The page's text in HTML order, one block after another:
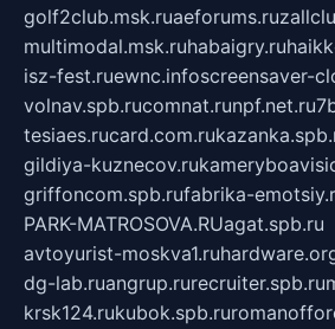
golf2club.msk.ruaeforums.ru
multimodal.msk.ruhabaigry.ru
isz-fest.ruewnc.infoscreensaver-
volnav.spb.rucomnat.runpf.net.ru
tesiaes.rucard.com.ru
gildiya-kuznecov.ru
griffoncom.spb.rufabrika-
PARK-MATROSOVA.RUagat.spb.ru
avtoyurist-moskva1.ru
dg-lab.ruangrup.rurecruiter.spb.ru
krsk124.rukubok.spb.ru